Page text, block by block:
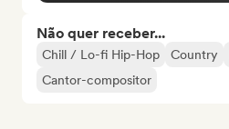
Não quer receber...
Chill / Lo-fi Hip-Hop Country
Cantor-compositor